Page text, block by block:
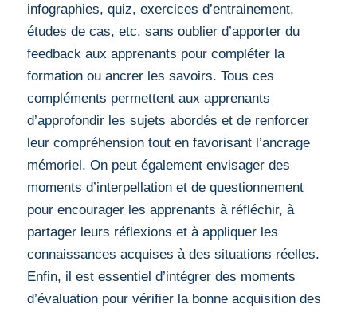
infographies, quiz, exercices d’entrainement,
études de cas, etc. sans oublier d’apporter du
feedback aux apprenants pour compléter la
formation ou ancrer les savoirs. Tous ces
compléments permettent aux apprenants
d’approfondir les sujets abordés et de renforcer
leur compréhension tout en favorisant l’ancrage
mémoriel. On peut également envisager des
moments d’interpellation et de questionnement
pour encourager les apprenants à réfléchir, à
partager leurs réflexions et à appliquer les
connaissances acquises à des situations réelles.
Enfin, il est essentiel d’intégrer des moments
d’évaluation pour vérifier la bonne acquisition des